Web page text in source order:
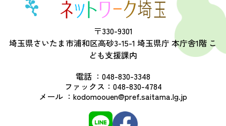
〒330-9301
埼玉県さいたま市浦和区高砂3-15-1 埼玉県庁 本庁舎1階 こ
ども支援課内
電話 ： 048-830-3348
ファックス： 048-830-4784
メール ： kodomoouen@pref.saitama.lg.jp